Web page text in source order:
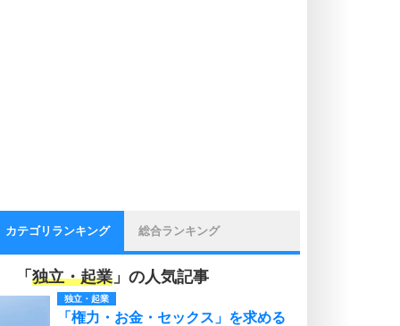
カテゴリランキング 総合ランキング
「 独立・起業 」の人気記事
独立・起業
「権力・お金・セックス」を求める